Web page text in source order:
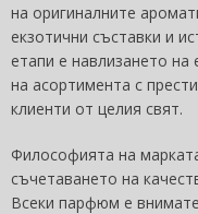
на оригиналните
екзотични съставки и
етапи е навлизането на
на асортимента с
клиенти от целия свят.
Философията на
съчетаването на
Всеки парфюм е